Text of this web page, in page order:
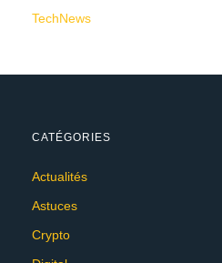
TechNews
CATÉGORIES
Actualités
Astuces
Crypto